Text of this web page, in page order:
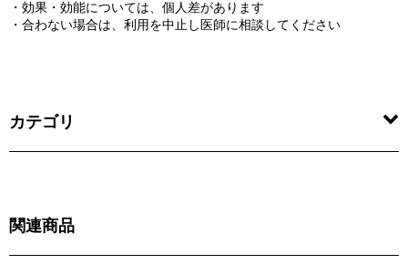
・効果・効能については、個人差があります
・合わない場合は、利用を中止し医師に相談してください
カテゴリ
関連商品